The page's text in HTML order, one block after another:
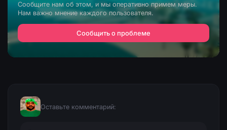
Сообщите нам об этом, и мы оперативно примем меры.
Нам важно мнение каждого пользователя.
Сообщить о проблеме
Оставьте комментарий: